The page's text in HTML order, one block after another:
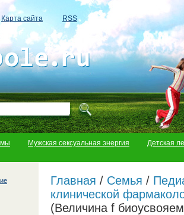
Карта сайта RSS
Мужская сексуальная энергия Детская
Главная / Семья /
клинической
(Величина f